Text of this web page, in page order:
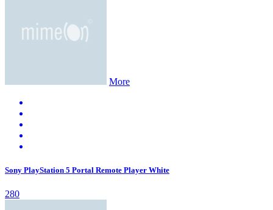
More
Sony PlayStation 5 Portal Remote Player White
280